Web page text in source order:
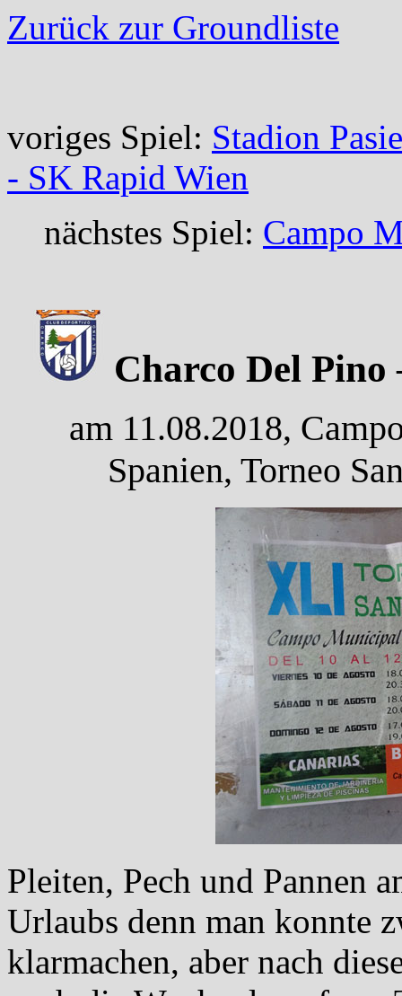
Zurück zur Groundliste
voriges Spiel: Stadion
- SK Rapid Wien
nächstes Spiel: Campo
Charco Del
am 11.08.2018,
Spanien, Torneo
Pleiten, Pech und Pannen
Urlaubs denn man konnte
klarmachen, aber nach